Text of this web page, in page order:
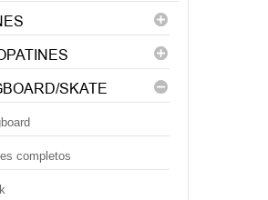
SKATE
completos